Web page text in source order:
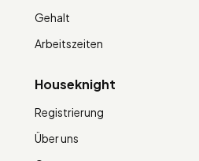
Gehalt
Arbeitszeiten
Houseknight
Registrierung
Über uns